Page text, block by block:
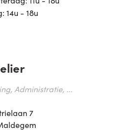
14u - 18u
Administratie, ...
7